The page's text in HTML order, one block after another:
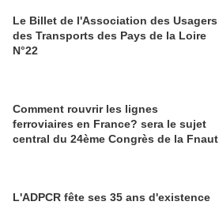
Le Billet de l'Association des Usagers
des Transports des Pays de la Loire
N°22
Comment rouvrir les lignes
ferroviaires en France? sera le sujet
central du 24ème Congrès de la Fnaut
L'ADPCR fête ses 35 ans d'existence